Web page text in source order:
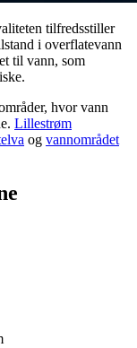
tilfredsstiller
i overflatevann
til vann, som
hvor vann
Lillestrøm
og vannområdet